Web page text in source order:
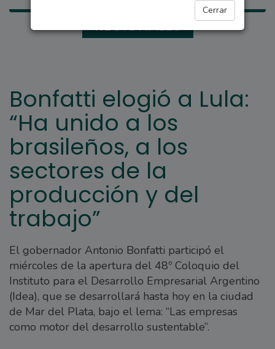
Cerrar
REGIONALES
Bonfatti elogió a Lula:
“Ha unido a los
brasileños, a los
sectores de la
producción y del
trabajo”
El gobernador Antonio Bonfatti participó el
miércoles de la apertura del 48º Coloquio del
Instituto para el Desarrollo Empresarial Argentino
(Idea), que se desarrollará hasta hoy en la ciudad
de Mar del Plata, bajo el lema: “Las empresas
como motor del desarrollo sustentable”.